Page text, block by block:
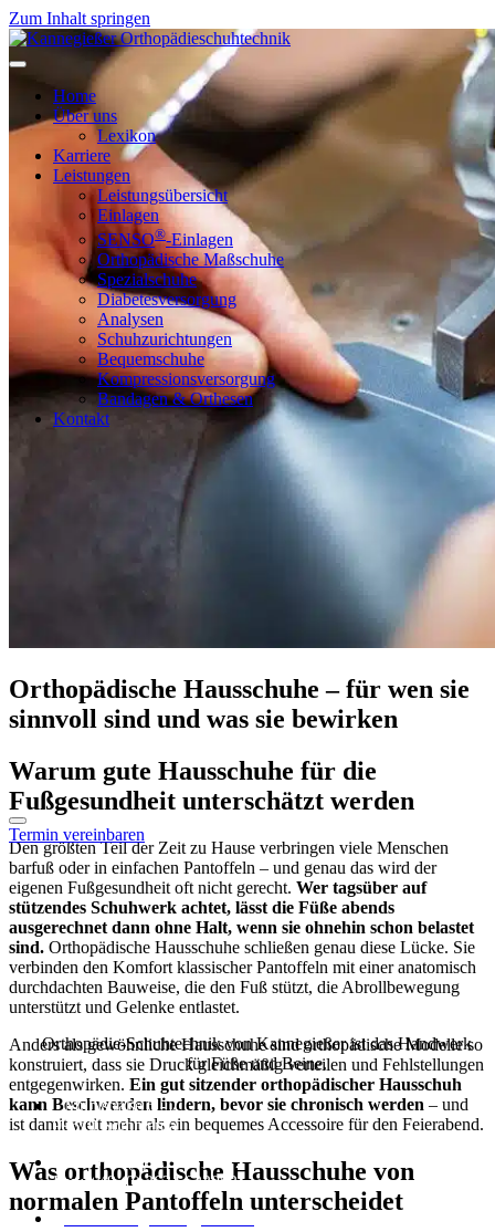
Zum Inhalt springen
Home
Über uns
Lexikon
Karriere
Leistungen
Leistungsübersicht
Einlagen
SENSO®-Einlagen
Orthopädische Maßschuhe
Spezialschuhe
Diabetesversorgung
Analysen
Schuhzurichtungen
Bequemschuhe
Kompressionsversorgung
Bandagen & Orthesen
Kontakt
Termin vereinbaren
Orthopädie-Schuhtechnik von Kannegießer ist das Handwerk
für Füße und Beine.
Mühlstraße 6 - 7
99610 Sömmerda
Tel: +49 (0) 3634 610672
Fax: +49 (0) 3634 622053
Orthopädische Hausschuhe – für wen sie
sinnvoll sind und was sie bewirken
Warum gute Hausschuhe für die
Fußgesundheit unterschätzt werden
Den größten Teil der Zeit zu Hause verbringen viele Menschen
barfuß oder in einfachen Pantoffeln – und genau das wird der
eigenen Fußgesundheit oft nicht gerecht. Wer tagsüber auf
stützendes Schuhwerk achtet, lässt die Füße abends
ausgerechnet dann ohne Halt, wenn sie ohnehin schon belastet
sind. Orthopädische Hausschuhe schließen genau diese Lücke. Sie
verbinden den Komfort klassischer Pantoffeln mit einer anatomisch
durchdachten Bauweise, die den Fuß stützt, die Abrollbewegung
unterstützt und Gelenke entlastet.
Anders als gewöhnliche Hausschuhe sind orthopädische Modelle so
konstruiert, dass sie Druck gleichmäßig verteilen und Fehlstellungen
entgegenwirken. Ein gut sitzender orthopädischer Hausschuh
kann Beschwerden lindern, bevor sie chronisch werden – und
ist damit weit mehr als ein bequemes Accessoire für den Feierabend.
Was orthopädische Hausschuhe von
normalen Pantoffeln unterscheidet